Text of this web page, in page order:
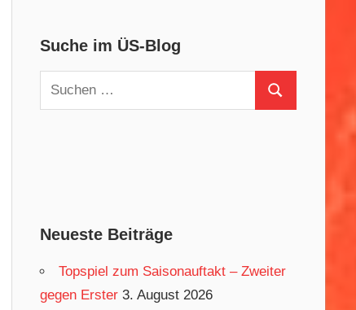
Suche im ÜS-Blog
Suchen
nach:
Suchen
Neueste Beiträge
Topspiel zum Saisonauftakt – Zweiter
gegen Erster 3. August 2026